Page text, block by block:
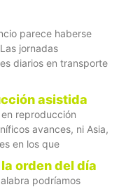
parece haberse
jornadas
diarios en transporte
asistida
reproducción
avances, ni Asia,
en los que
orden del día
podríamos